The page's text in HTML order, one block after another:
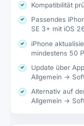
Kompatibilität
Passendes
SE 3+ mit iOS
iPhone
mindestens 50
Update über
Allgemein →
Alternativ auf
Allgemein →